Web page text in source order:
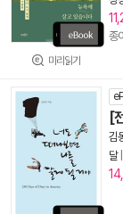
미리읽기
종
[
김
달|